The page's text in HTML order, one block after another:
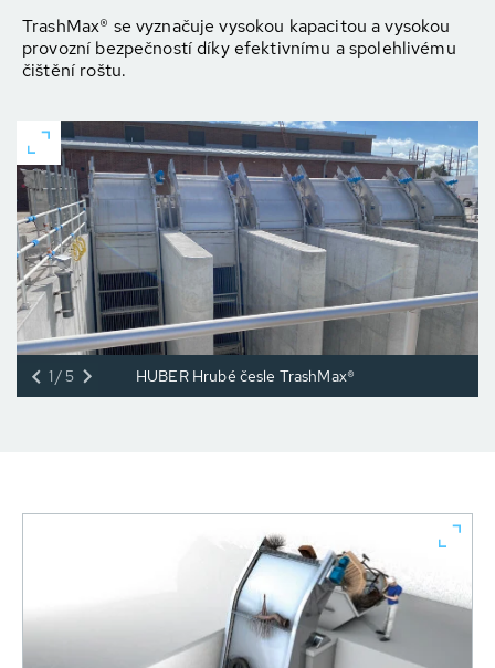
TrashMax® se vyznačuje vysokou kapacitou a vysokou
provozní bezpečností díky efektivnímu a spolehlivému
čištění roštu.
HUBER Hrubé česle TrashMax®
1/5